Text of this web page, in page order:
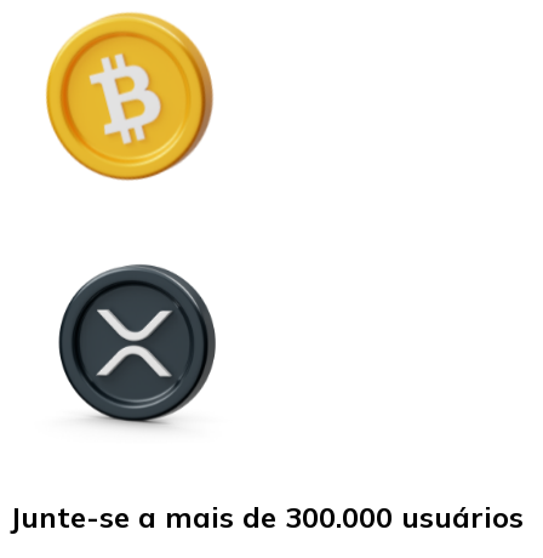
Junte-se a mais de 300.000 usuários